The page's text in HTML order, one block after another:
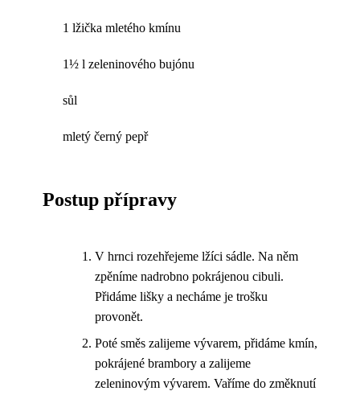
1 lžička mletého kmínu
1½ l zeleninového bujónu
sůl
mletý černý pepř
Postup přípravy
V hrnci rozehřejeme lžíci sádle. Na něm
zpěníme nadrobno pokrájenou cibuli.
Přidáme lišky a necháme je trošku
provonět.
Poté směs zalijeme vývarem, přidáme kmín,
pokrájené brambory a zalijeme
zeleninovým vývarem. Vaříme do změknutí